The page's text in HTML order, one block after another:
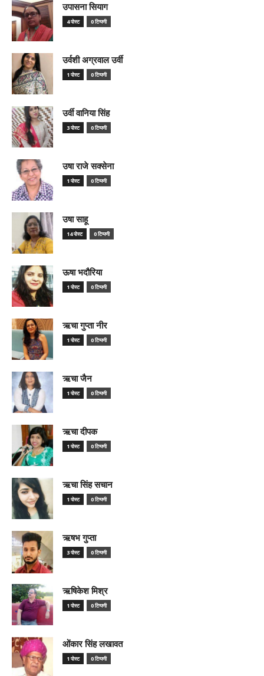
उपासना सियाग
4 पोस्ट 0 टिप्पणी
उर्वशी अग्रवाल उर्वी
1 पोस्ट 0 टिप्पणी
उर्वी वानिया सिंह
3 पोस्ट 0 टिप्पणी
उषा राजे सक्सेना
1 पोस्ट 0 टिप्पणी
उषा साहू
14 पोस्ट 0 टिप्पणी
ऊषा भदौरिया
1 पोस्ट 0 टिप्पणी
ऋचा गुप्ता नीर
1 पोस्ट 0 टिप्पणी
ऋचा जैन
1 पोस्ट 0 टिप्पणी
ऋचा दीपक
1 पोस्ट 0 टिप्पणी
ऋचा सिंह सचान
1 पोस्ट 0 टिप्पणी
ऋषभ गुप्ता
3 पोस्ट 0 टिप्पणी
ऋषिकेश मिश्र
1 पोस्ट 0 टिप्पणी
ओंकार सिंह लखावत
1 पोस्ट 0 टिप्पणी